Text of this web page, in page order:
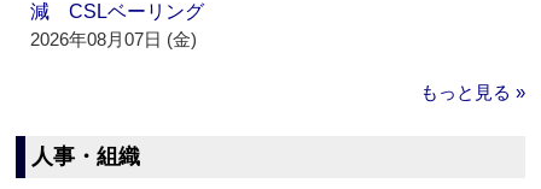
減 CSLベーリング
2026年08月07日 (金)
もっと見る »
人事・組織